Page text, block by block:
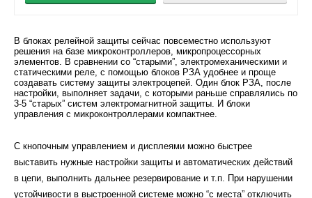
В блоках релейной защиты сейчас повсеместно используют
решения на базе микроконтроллеров, микропроцессорных
элементов. В сравнении со “старыми”, электромеханическими и
статическими реле, с помощью блоков РЗА удобнее и проще
создавать систему защиты электроцепей. Один блок РЗА, после
настройки, выполняет задачи, с которыми раньше справлялись по
3-5 “старых” систем электромагнитной защиты. И блоки
управления с микроконтроллерами компактнее.
С кнопочным управлением и дисплеями можно быстрее
выставить нужные настройки защиты и автоматических действий
в цепи, выполнить дальнее резервирование и т.п. При нарушении
устойчивости в выстроенной системе можно “с места” отключить